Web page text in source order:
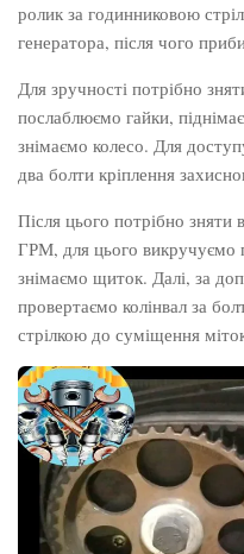
ролик за годинниковою
генератора, після чого
Для зручності потрібно
послаблюємо гайки,
знімаємо колесо. Для
два болти кріплення
Після цього потрібно
ГРМ, для цього викручуємо
знімаємо щиток. Далі, за
провертаємо колінвал за
стрілкою до суміщення